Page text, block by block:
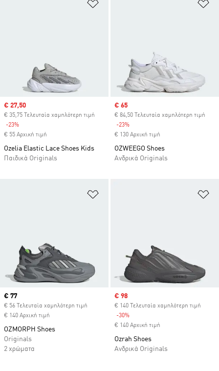
Sale price
€ 27,50
€ 35,75 Τελευταία χαμηλότερη τιμή
-23%
€ 55 Αρχική τιμή
Ozelia Elastic Lace Shoes Kids
Παιδικά Originals
Sale price
€ 65
€ 84,50 Τελευταία χαμηλότερη τιμή
-23%
€ 130 Αρχική τιμή
OZWEEGO Shoes
Ανδρικά Originals
Προσθήκη στη Λίστα Επιθυμιών
Current price
€ 77
€ 56 Τελευταία χαμηλότερη τιμή
€ 140 Αρχική τιμή
OZMORPH Shoes
Originals
2 χρώματα
Sale price
€ 98
€ 140 Τελευταία χαμηλότερη τιμή
-30%
€ 140 Αρχική τιμή
Ozrah Shoes
Ανδρικά Originals